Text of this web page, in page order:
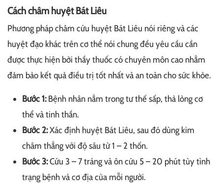
Cách châm huyệt Bát Liêu
Phương pháp châm cứu huyệt Bát Liêu nói riêng và các
huyệt đạo khác trên cơ thể nói chung đều yêu cầu cần
được thực hiện bởi thầy thuốc có chuyên môn cao nhằm
đảm bảo kết quả điều trị tốt nhất và an toàn cho sức khỏe.
Bước 1:Bệnh nhân nằm trong tư thế sấp, thả lỏng cơ
thể và tinh thần.
Bước 2:Xác định huyệt Bát Liêu, sau đó dùng kim
châm thẳng với độ sâu từ 1 – 2 thốn.
Bước 3:Cứu 3 – 7 tráng và ôn cứu 5 – 20 phút tùy tình
trạng bệnh và cơ địa của mỗi người.